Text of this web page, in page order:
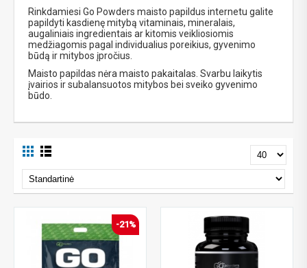
Rinkdamiesi Go Powders maisto papildus internetu galite
papildyti kasdienę mitybą vitaminais, mineralais,
augaliniais ingredientais ar kitomis veikliosiomis
medžiagomis pagal individualius poreikius, gyvenimo
būdą ir mitybos įpročius.
Maisto papildas nėra maisto pakaitalas. Svarbu laikytis
įvairios ir subalansuotos mitybos bei sveiko gyvenimo
būdo.
-21%